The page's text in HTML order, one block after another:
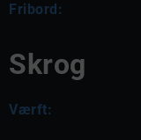
Fribord:
Skrog
Værft: